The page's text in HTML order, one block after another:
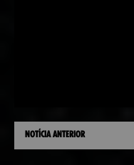
NOTÍCIA ANTERIOR